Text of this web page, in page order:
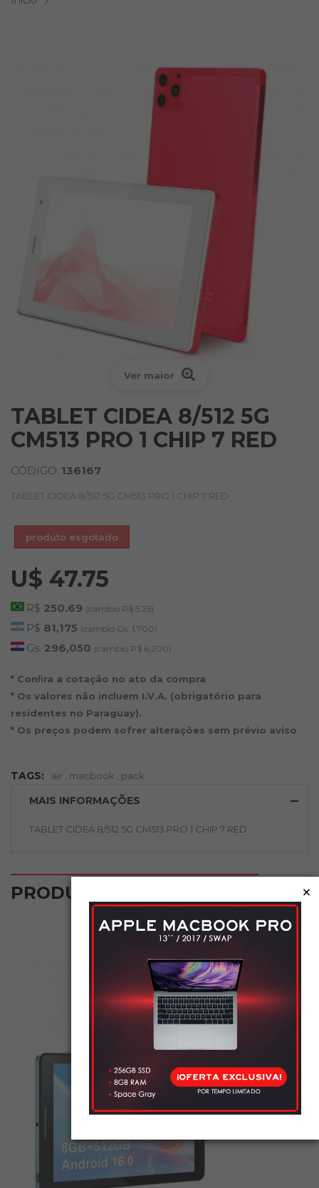
Ver maior
TABLET CIDEA 8/512 5G
CM513 PRO 1 CHIP 7 RED
CÓDIGO: 136167
TABLET CIDEA 8/512 5G CM513 PRO 1 CHIP 7 RED
produto esgotado
U$ 47.75
R$ 250.69 (cambio R$ 5.25)
P$ 81,175 (cambio Gs. 1,700)
Gs. 296,050 (cambio P$ 6,200)
* Conﬁra a cotação no ato da compra
* Os valores não incluem I.V.A. (obrigatório para
residentes no Paraguay).
* Os preços podem sofrer alterações sem prévio aviso
TAGS: air , macbook , pack
MAIS INFORMAÇÕES
TABLET CIDEA 8/512 5G CM513 PRO 1 CHIP 7 RED
PRODUTOS RELACIONADOS
NOVO
×